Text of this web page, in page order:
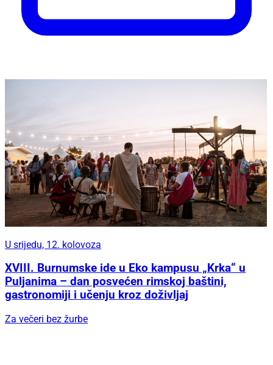
U srijedu, 12. kolovoza
XVIII. Burnumske ide u Eko kampusu „Krka“ u
Puljanima – dan posvećen rimskoj baštini,
gastronomiji i učenju kroz doživljaj
Za večeri bez žurbe